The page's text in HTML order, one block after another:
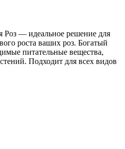
— идеальное решение для
роста ваших роз. Богатый
питательные вещества,
Подходит для всех видов